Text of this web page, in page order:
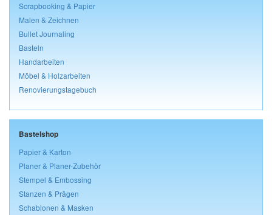
Scrapbooking & Papier
Malen & Zeichnen
Bullet Journaling
Basteln
Handarbeiten
Möbel & Holzarbeiten
Renovierungstagebuch
Bastelshop
Papier & Karton
Planer & Planer-Zubehör
Stempel & Embossing
Stanzen & Prägen
Schablonen & Masken